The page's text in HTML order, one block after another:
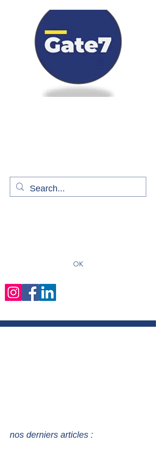
OK
nos derniers articles :